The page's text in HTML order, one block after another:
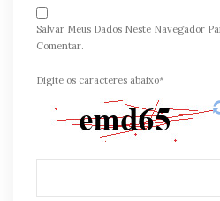
Salvar Meus Dados Neste Navegador
Comentar.
Digite os caracteres abaixo*